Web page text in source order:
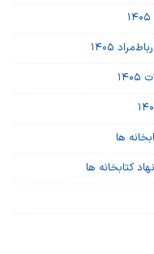
۱۴۰۵
ها
کتابخانه ها